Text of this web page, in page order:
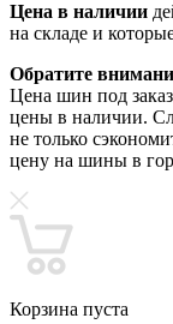
Цена в наличии
на складе и
Обратите
Цена шин под
цены в наличии.
не только
цену на шины в
Корзина пуста